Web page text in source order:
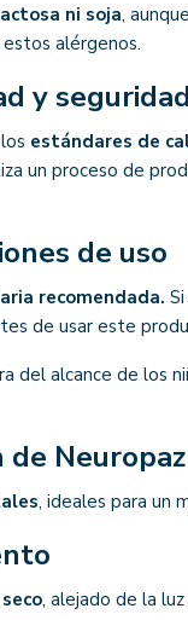
ni soja,
alérgenos.
y
estándares de
un proceso de
de uso
recomendada.
de usar este
del alcance de los
Neuropaz
, ideales para un
, alejado de la